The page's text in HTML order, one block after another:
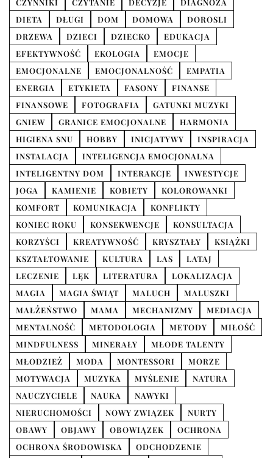
DIETA
DŁUGI DOM DOMOWA
DOROSLI
DRZEWA
DZIECI DZIECKO
EDUKACJA
EFEKTYWNOŚĆ
EKOLOGIA
EMOCJE
EMOCJONALNE
EMOCJONALNOŚĆ
EMPATIA
ENERGIA
ETYKIETA FASONY
FINANSE
FINANSOWE
FOTOGRAFIA
GATUNKI MUZYKI
GNIEW
GRANICE EMOCJONALNE
HARMONIA
HIGIENA SNU
HOBBY INICJATYWY
INSPIRACJA
INSTALACJA
INTELIGENCJA EMOCJONALNA
INTELIGENTNY DOM
INTERAKCJE
INWESTYCJE
JOGA
KAMIENIE KOBIETY
KOLOROWANKI
KOMFORT
KOMUNIKACJA
KONFLIKTY
KONIEC ROKU
KONSEKWENCJE
KONSULTACJA
KORZYŚCI
KREATYWNOŚĆ KRYSZTAŁY
KSIĄŻKI
KSZTAŁTOWANIE
KULTURA LAS
LATAJ
LECZENIE
LĘK LITERATURA
LOKALIZACJA
MAGIA
MAGIA ŚWIĄT MALUCH
MALUSZKI
MAŁŻEŃSTWO
MAMA MECHANIZMY
MEDIACJA
MENTALNOŚĆ
METODOLOGIA METODY
MIŁOŚĆ
MINDFULNESS
MINERAŁY
MŁODE TALENTY
MŁODZIEŻ
MODA MONTESSORI
MORZE
MOTYWACJA
MUZYKA MYŚLENIE
NATURA
NAUCZYCIELE
NAUKA
NAWYKI
NIERUCHOMOŚCI
NOWY ZWIĄZEK
NURTY
OBAWY
OBJAWY OBOWIĄZEK
OCHRONA
OCHRONA ŚRODOWISKA
ODCHODZENIE